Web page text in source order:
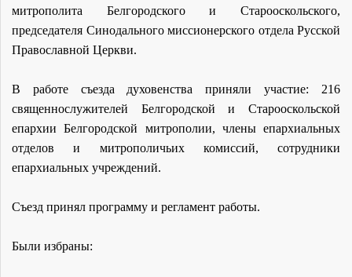
митрополита Белгородского и Старооскольского,
председателя Синодального миссионерского отдела Русской
Православной Церкви.
В работе съезда духовенства приняли участие: 216
священнослужителей Белгородской и Старооскольской
епархии Белгородской митрополии, члены епархиальных
отделов и митрополичьих комиссий, сотрудники
епархиальных учреждений.
Съезд принял программу и регламент работы.
Были избраны: